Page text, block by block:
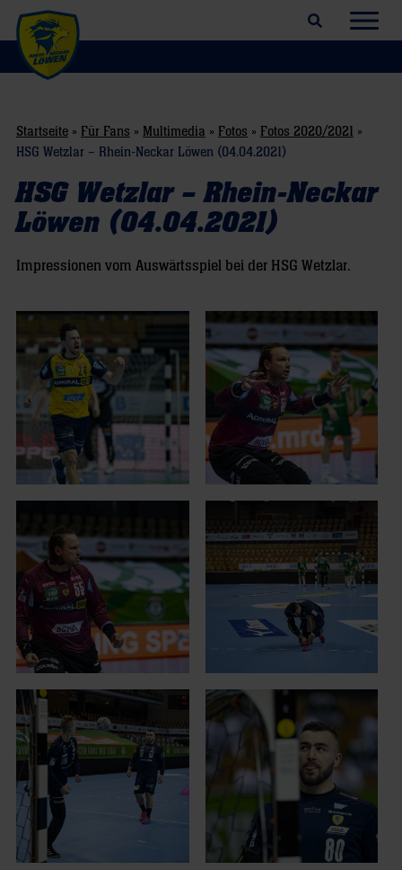
Suchfeld öffnen
Startseite » Für Fans » Multimedia » Fotos » Fotos 2020/2021 »
HSG Wetzlar – Rhein-Neckar Löwen (04.04.2021)
HSG Wetzlar – Rhein-Neckar
Löwen (04.04.2021)
Impressionen vom Auswärtsspiel bei der HSG Wetzlar.